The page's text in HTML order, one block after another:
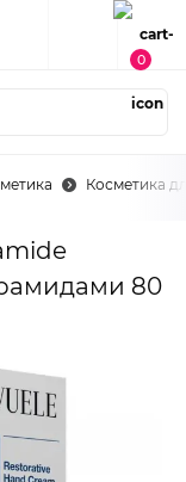
0
Косметика
80